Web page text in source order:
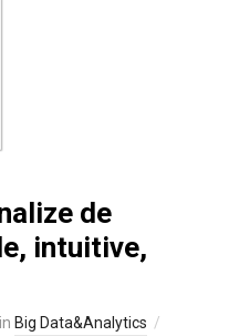
de
intuitive,
in Big Data&Analytics